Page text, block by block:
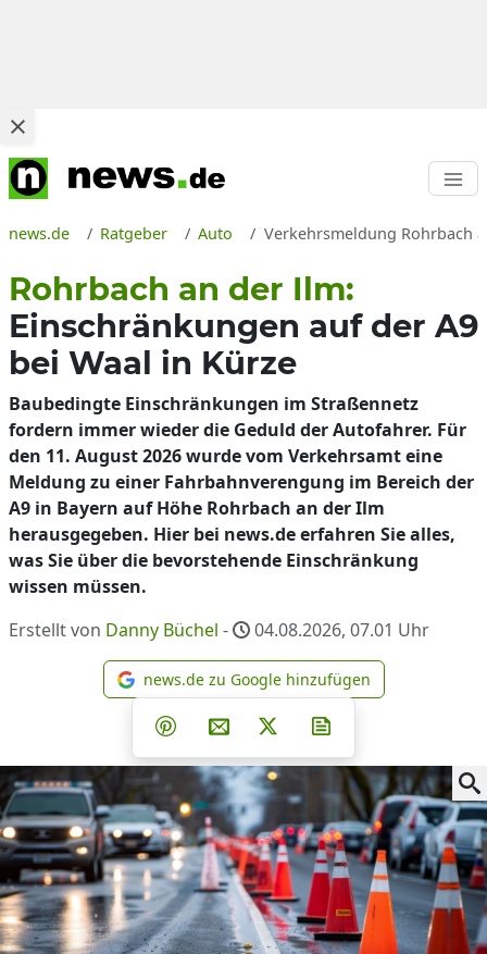
news.de Ratgeber Auto Verkehrsmeldung Rohrbach
Rohrbach an der Ilm:
Einschränkungen auf der A9
bei Waal in Kürze
Baubedingte Einschränkungen im Straßennetz
fordern immer wieder die Geduld der Autofahrer. Für
den 11. August 2026 wurde vom Verkehrsamt eine
Meldung zu einer Fahrbahnverengung im Bereich der
A9 in Bayern auf Höhe Rohrbach an der Ilm
herausgegeben. Hier bei news.de erfahren Sie alles,
was Sie über die bevorstehende Einschränkung
wissen müssen.
Erstellt von Danny Büchel - 04.08.2026, 07.01 Uhr
news.de zu Google
news.de zu Google hinzufügen
Teilen auf Facebook
Teilen auf Whatsapp
Teilen auf Telegram
Teilen auf Pinterest
Per E-Mail teilen
Post auf X